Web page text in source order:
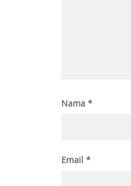
Nama *
Email *